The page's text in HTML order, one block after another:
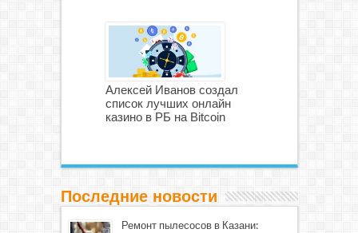
Алексей Иванов создал
список лучших онлайн
казино в РБ на Bitcoin
Последние новости
Ремонт пылесосов в Казани: